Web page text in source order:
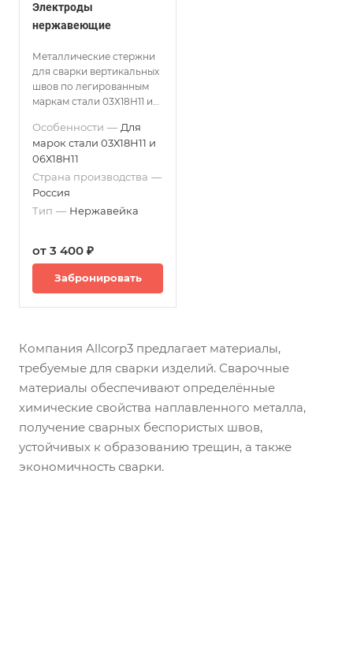
Электроды
нержавеющие
Металлические стержни
для сварки вертикальных
швов по легированным
маркам стали 03Х18Н11 и
Особенности — Для
марок стали 03Х18Н11 и
06Х18Н11
Страна производства —
Россия
Тип — Нержавейка
от 3 400 ₽
Забронировать
Компания Allcorp3 предлагает материалы,
требуемые для сварки изделий. Сварочные
материалы обеспечивают определённые
химические свойства наплавленного металла,
получение сварных беспористых швов,
устойчивых к образованию трещин, а также
экономичность сварки.